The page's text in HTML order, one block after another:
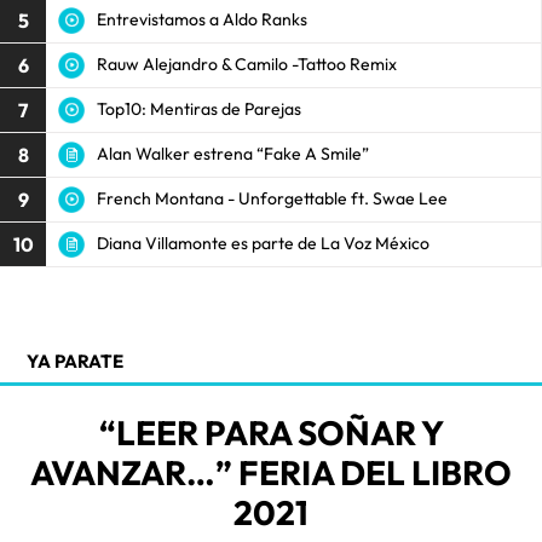
5 Entrevistamos a Aldo Ranks
6 Rauw Alejandro & Camilo -Tattoo Remix
7 Top10: Mentiras de Parejas
8 Alan Walker estrena “Fake A Smile”
9 French Montana - Unforgettable ft. Swae Lee
10 Diana Villamonte es parte de La Voz México
YA PARATE
“LEER PARA SOÑAR Y
AVANZAR…” FERIA DEL LIBRO
2021